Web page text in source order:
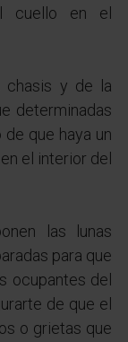
cuello en el
chasis y de la
determinadas
que haya un
el interior del
las lunas
para que
ocupantes del
de que el
o grietas que